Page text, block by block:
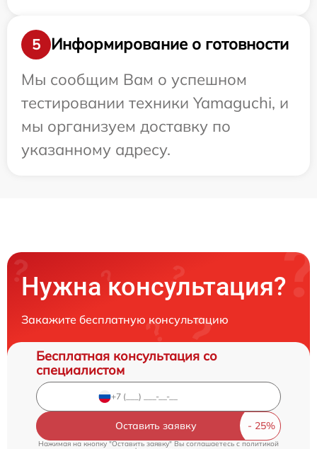
5
Информирование о готовности
Мы сообщим Вам о успешном
тестировании техники Yamaguchi, и
мы организуем доставку по
указанному адресу.
Нужна консультация?
Закажите бесплатную консультацию
Бесплатная консультация со
специалистом
Оставить заявку
Нажимая на кнопку "Оставить заявку" Вы соглашаетесь cполитикой